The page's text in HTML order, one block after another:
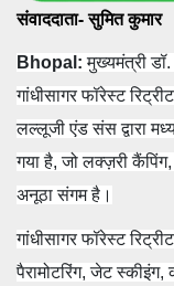
संवाददाता- सुमित कुमार
Bhopal: मुख्यमंत्री
गांधीसागर फॉरेस्ट
लल्लूजी एंड संस द्वारा
गया है, जो लक्ज़री
अनूठा संगम है।
गांधीसागर फॉरेस्ट
पैरामोटरिंग, जेट स्कीइंग,